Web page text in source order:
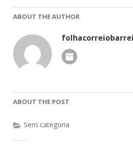
ABOUT THE AUTHOR
ABOUT THE POST
Sem categoria